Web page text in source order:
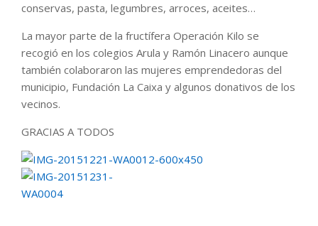
conservas, pasta, legumbres, arroces, aceites…
La mayor parte de la fructífera Operación Kilo se
recogió en los colegios Arula y Ramón Linacero aunque
también colaboraron las mujeres emprendedoras del
municipio, Fundación La Caixa y algunos donativos de los
vecinos.
GRACIAS A TODOS